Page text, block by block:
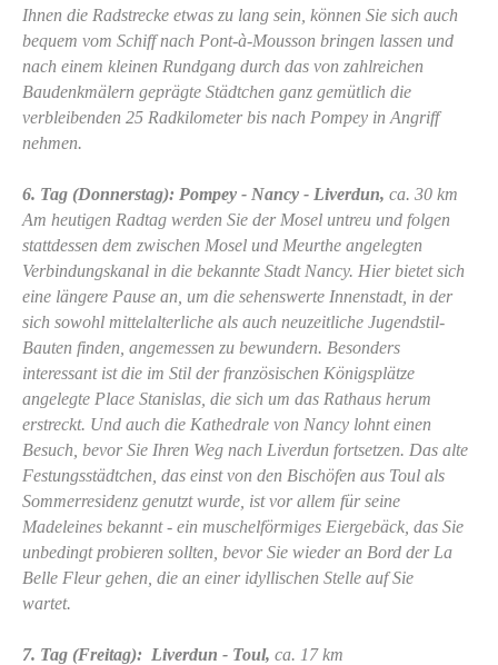
Ihnen die Radstrecke etwas zu lang sein, können Sie sich auch
bequem vom Schiff nach Pont-à-Mousson bringen lassen und
nach einem kleinen Rundgang durch das von zahlreichen
Baudenkmälern geprägte Städtchen ganz gemütlich die
verbleibenden 25 Radkilometer bis nach Pompey in Angriff
nehmen.
6. Tag (Donnerstag): Pompey - Nancy - Liverdun, ca. 30 km
Am heutigen Radtag werden Sie der Mosel untreu und folgen
stattdessen dem zwischen Mosel und Meurthe angelegten
Verbindungskanal in die bekannte Stadt Nancy. Hier bietet sich
eine längere Pause an, um die sehenswerte Innenstadt, in der
sich sowohl mittelalterliche als auch neuzeitliche Jugendstil-
Bauten finden, angemessen zu bewundern. Besonders
interessant ist die im Stil der französischen Königsplätze
angelegte Place Stanislas, die sich um das Rathaus herum
erstreckt. Und auch die Kathedrale von Nancy lohnt einen
Besuch, bevor Sie Ihren Weg nach Liverdun fortsetzen. Das alte
Festungsstädtchen, das einst von den Bischöfen aus Toul als
Sommerresidenz genutzt wurde, ist vor allem für seine
Madeleines bekannt - ein muschelförmiges Eiergebäck, das Sie
unbedingt probieren sollten, bevor Sie wieder an Bord der La
Belle Fleur gehen, die an einer idyllischen Stelle auf Sie
wartet.
7. Tag (Freitag): Liverdun - Toul, ca. 17 km